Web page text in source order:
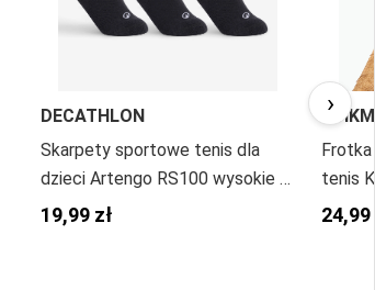
DECATHLON
Skarpety sportowe tenis dla
dzieci Artengo RS100 wysokie 3
pary
19,99 zł
tenis
24,99
›